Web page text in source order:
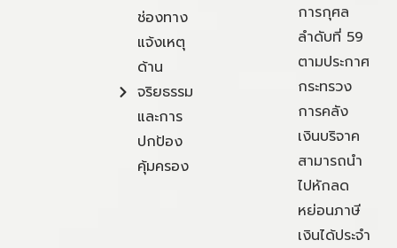
ช่องทาง
แจ้งเหตุ
ด้าน
จริยธรรม
และการ
ปกป้อง
คุ้มครอง
การกุศล
ลำดับที่ 59
ตามประกาศ
กระทรวง
การคลัง
เงินบริจาค
สามารถนำ
ไปหักลด
หย่อนภาษี
เงินได้ประจำ